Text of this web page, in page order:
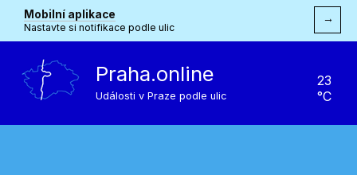
Mobilní aplikace
Nastavte si notifikace podle ulic
→
Praha.online
Události v Praze podle ulic
23
°C